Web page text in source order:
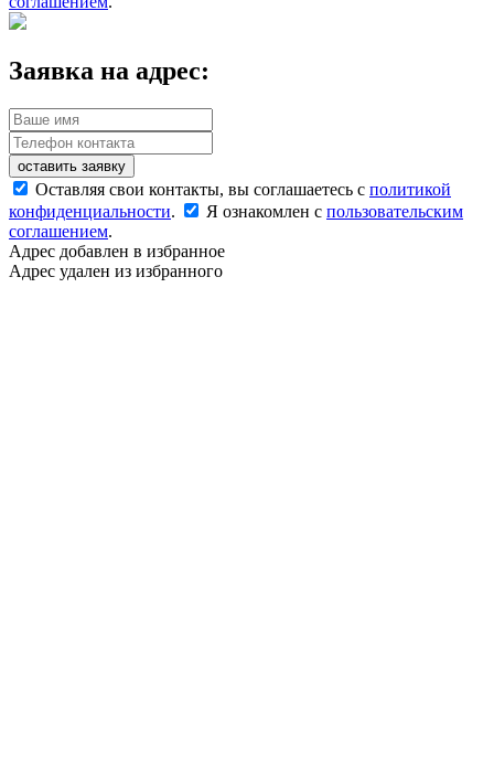
Заявка на адрес:
оставить заявку
Оставляя свои контакты, вы соглашаетесь с политикой
конфиденциальности. Я ознакомлен с пользовательским
соглашением.
Адрес добавлен в избранное
Адрес удален из избранного